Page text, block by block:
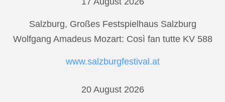
Salzburg, Großes Festspielhaus Salzburg
Wolfgang Amadeus Mozart: Così fan tutte KV 588
www.salzburgfestival.at
20 August 2026